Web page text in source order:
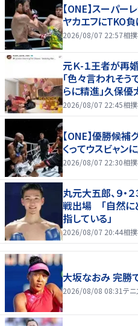
【ONE】スーパ
ヤカエフにTKO
2026/08/07 22:57相
元Ｋ-１王者が再
「色々言われそう
らに精進」久保
2026/08/07 22:45相
【ONE】優勝候
くってウスビャン
2026/08/07 22:30相
丸元大五郎、９・
戦出場 「自然に
指している」
2026/08/07 20:44相
大坂なおみ 完勝
2026/08/08 08:31テニ